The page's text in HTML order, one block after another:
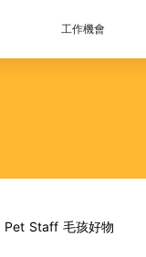
工作機會
Pet Staff 毛孩好物